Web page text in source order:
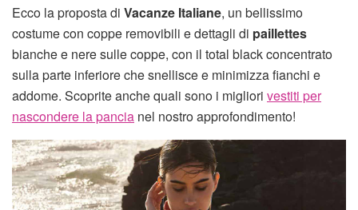
Ecco la proposta di Vacanze Italiane, un bellissimo
costume con coppe removibili e dettagli di paillettes
bianche e nere sulle coppe, con il total black concentrato
sulla parte inferiore che snellisce e minimizza fianchi e
addome. Scoprite anche quali sono i migliori vestiti per
nascondere la pancia nel nostro approfondimento!